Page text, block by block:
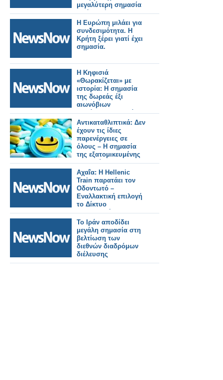
μεγαλύτερη σημασία
από ποτέ.
Η Ευρώπη μιλάει για
συνδεσιμότητα. Η
Κρήτη ξέρει γιατί έχει
σημασία.
Η Κηφισιά
«Θωρακίζεται» με
ιστορία: Η σημασία
της δωρεάς έξι
αιωνόβιων
ελαιόδεντρων από
την ΟΣΕ
Αντικαταθλιπτικά: Δεν
έχουν τις ίδιες
παρενέργειες σε
όλους – Η σημασία
της εξατομικευμένης
θεραπείας
Αχαΐα: Η Hellenic
Train παρατάει τον
Οδοντωτό –
Εναλλακτική επιλογή
το Δίκτυο
Πελοποννήσου
Το Ιράν αποδίδει
μεγάλη σημασία στη
βελτίωση των
διεθνών διαδρόμων
διέλευσης